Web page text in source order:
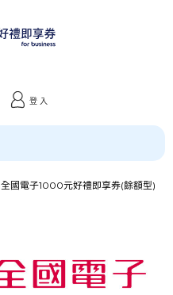
登 入
全國電子1000元好禮即享券(餘額型)